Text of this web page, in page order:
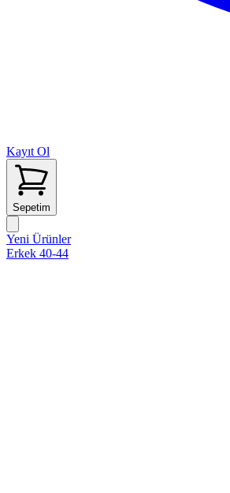
Kayıt Ol
Sepetim
Yeni Ürünler
Erkek 40-44